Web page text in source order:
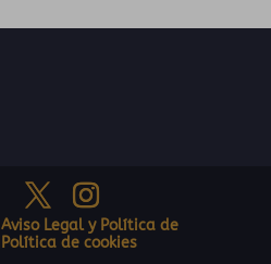
Aviso Legal y Política de
Política de cookies